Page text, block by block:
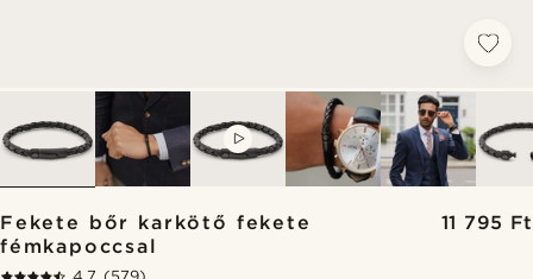
Fekete bőr karkötő fekete
fémkapoccsal
11 795 Ft